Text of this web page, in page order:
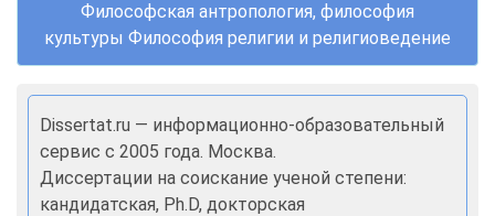
Философская антропология, философия
культуры Философия религии и религиоведение
Dissertat.ru — информационно-образовательный
сервис с 2005 года. Москва.
Диссертации на соискание ученой степени:
кандидатская, Ph.D, докторская